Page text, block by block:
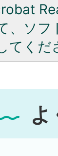
、ソ
てくだ